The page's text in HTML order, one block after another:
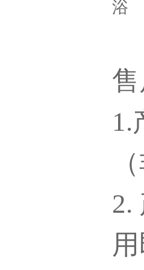
1.
2.